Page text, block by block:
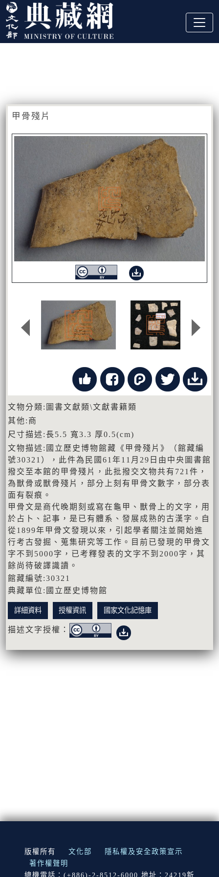
跳到主要內容
:::
甲骨殘片
文物分類:圖書文獻類\文獻書籍類
其他:商
尺寸描述:長5.5 寬3.3 厚0.5(cm)
文物描述:國立歷史博物館藏《甲骨殘片》（館藏編
號30321），此件為民國61年11月29日由中央圖書館
撥交至本館的甲骨殘片，此批撥交文物共有721件，
為獸骨或獸骨殘片，部分上刻有甲骨文數字，部分表
面有裂痕。
甲骨文是商代晚期刻或寫在龜甲、獸骨上的文字，用
於占卜、記事，是已有體系、發展成熟的古漢字。自
從1899年甲骨文發現以來，引起學者關注並開始進
行考古發掘、蒐集研究等工作。目前已發現的甲骨文
字不到5000字，已考釋發表的文字不到2000字，其
餘尚待破譯識讀。
館藏編號:30321
典藏單位:國立歷史博物館
詳細資料 授權資訊 國家文化記憶庫
描述文字授權：
:::
版權所有 文化部
隱私權及安全政策宣示
著作權聲明
總機電話：(+886)-2-8512-6000 地址：24219新